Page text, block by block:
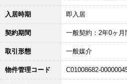
入居時期 即入居
契約期間 一般契約：2年0ヶ月
取引形態 一般媒介
物件管理コード C01008682-